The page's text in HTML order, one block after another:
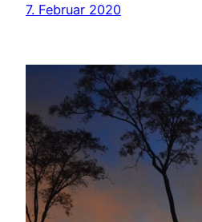
7. Februar 2020